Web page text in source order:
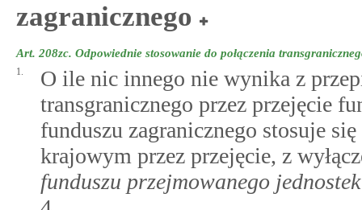
zagranicznego
Art. 208zc. Odpowiednie stosowanie do połączenia
1.
O ile nic innego nie wynika z
transgranicznego przez przejęcie
funduszu zagranicznego stosuje
krajowym przez przejęcie, z
funduszu przejmowanego